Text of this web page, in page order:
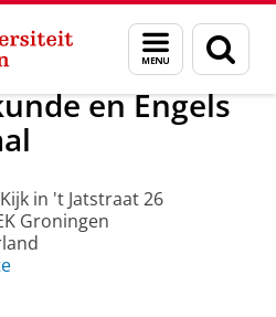
Menu
en
zoeken
Waar vindt u ons
en Engels
in 't Jatstraat 26
Groningen